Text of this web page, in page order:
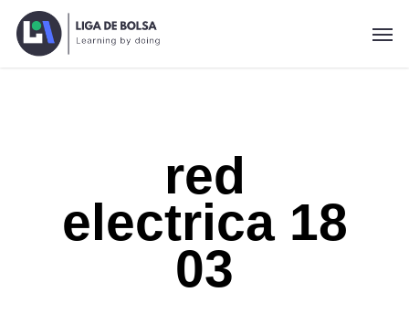
Skip
red
electrica 18
03